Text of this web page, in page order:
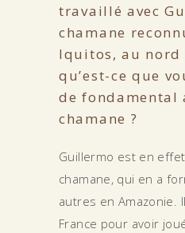
travaillé avec
chamane
Iquitos, au nord
qu’est-ce que
de fondamental
chamane ?
Guillermo est en
chamane, qui en a
autres en Amazonie.
France pour avoir